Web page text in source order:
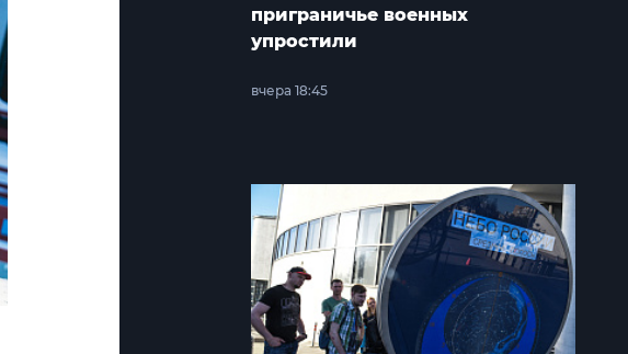
приграничье военных
упростили
вчера 18:45